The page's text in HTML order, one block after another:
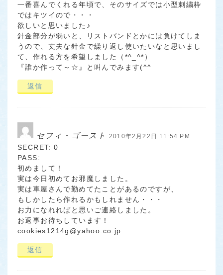
一番喜んでくれる年頃で、そのサイズでは小型刺繍枠
ではキツイので・・・
欲しいと思いました♪
針金部分が弱いと、リストバンドとかには負けてしま
うので、丈夫な針金で繰り返し使いたいなと思いまし
て、作れる方を希望しました（*^_^*）
『誰か作って～☆』と叫んでみます(^^ゞ
返信
セフィ・ゴースト 2010年2月22日 11:54 PM
SECRET: 0
PASS:
初めまして！
実は今日初めてお邪魔しました。
実は車屋さんで勤めてたことがあるのですが、
もしかしたら作れるかもしれません・・・
お力になれればと思いご連絡しました。
お返事お待ちしています！
cookies1214g@yahoo.co.jp
返信